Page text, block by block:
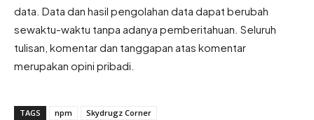
data. Data dan hasil pengolahan data dapat berubah
sewaktu-waktu tanpa adanya pemberitahuan. Seluruh
tulisan, komentar dan tanggapan atas komentar
merupakan opini pribadi.
TAGS npm Skydrugz Corner